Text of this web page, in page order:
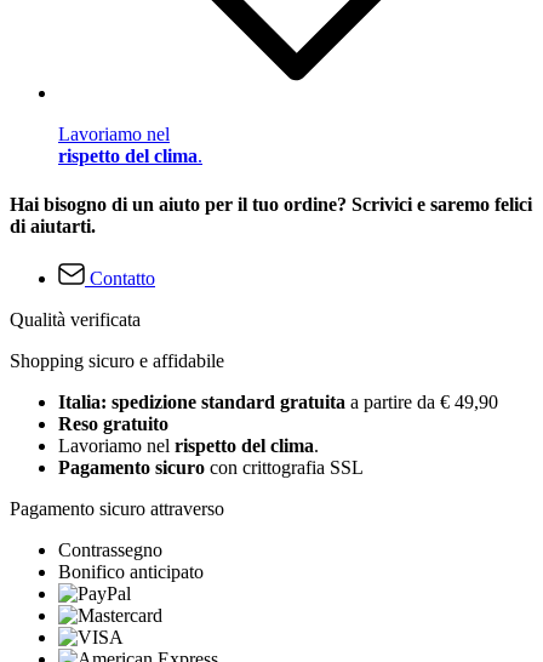
Lavoriamo nel
rispetto del clima.
Hai bisogno di un aiuto per il tuo ordine? Scrivici e saremo felici
di aiutarti.
Contatto
Qualità verificata
Shopping sicuro e affidabile
Italia: spedizione standard gratuita a partire da € 49,90
Reso gratuito
Lavoriamo nel rispetto del clima.
Pagamento sicuro con crittografia SSL
Pagamento sicuro attraverso
Contrassegno
Bonifico anticipato